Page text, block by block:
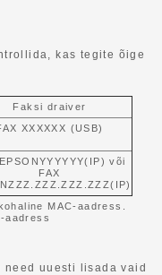
kas tegite õige
Faksi draiver
XXXXXX (USB)
või
FAX
MAC-aadress.
aadress
uuesti lisada vaid